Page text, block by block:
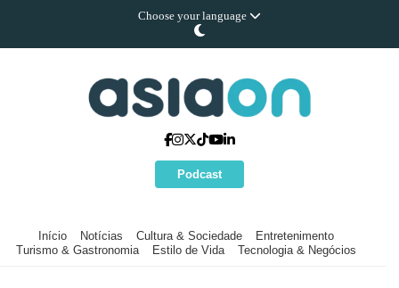
Choose your language
Podcast
Início Notícias Cultura & Sociedade
Entretenimento
Turismo & Gastronomia
Estilo de Vida Tecnologia & Negócios